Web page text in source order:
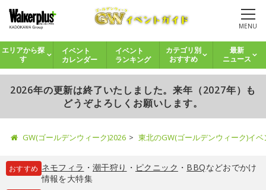
MENU
エリアから探
す
イベント
カレンダー
イベント
ランキング
カテゴリ別
おすすめ
最新
ニュース
2026年の更新は終了いたしました。来年（2027年）も
どうぞよろしくお願いします。
GW(ゴールデンウィーク)2026 東北のGW(ゴールデンウィーク)イ
おすすめ ネモフィラ ・ 潮干狩り ・ ピクニック ・ BBQなどおでかけ
情報を大特集